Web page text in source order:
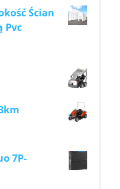
Ścian
Pvc
7P-